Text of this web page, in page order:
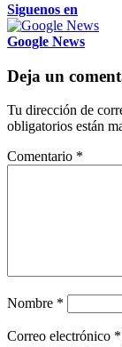
Siguenos en
Google News
Deja un
Tu dirección de
obligatorios están
Comentario *
Nombre *
Correo electrónico *